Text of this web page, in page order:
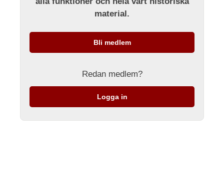
material.
Bli medlem
Redan medlem?
Logga in